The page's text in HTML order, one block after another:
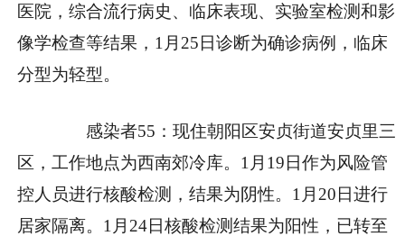
医院，综合流行病史、临床表现、实验室检测和影
像学检查等结果，1月25日诊断为确诊病例，临床
分型为轻型。
感染者55：现住朝阳区安贞街道安贞里三
区，工作地点为西南郊冷库。1月19日作为风险管
控人员进行核酸检测，结果为阴性。1月20日进行
居家隔离。1月24日核酸检测结果为阳性，已转至